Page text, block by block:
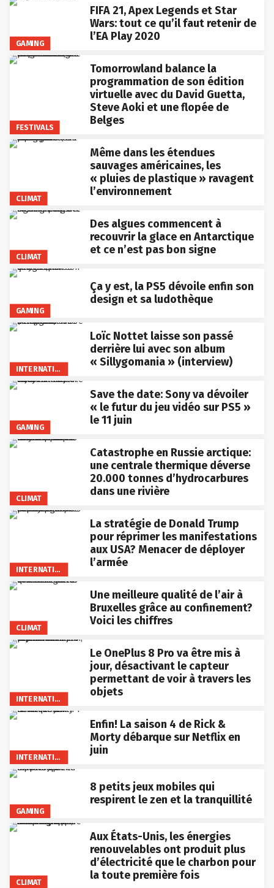
GAMING
FIFA 21, Apex Legends et Star
Wars: tout ce qu’il faut retenir de
l’EA Play 2020
FESTIVALS
Tomorrowland balance la
programmation de son édition
virtuelle avec du David Guetta,
Steve Aoki et une flopée de
Belges
CLIMAT
Même dans les étendues
sauvages américaines, les
« pluies de plastique » ravagent
l’environnement
CLIMAT
Des algues commencent à
recouvrir la glace en Antarctique
et ce n’est pas bon signe
GAMING
Ça y est, la PS5 dévoile enfin son
design et sa ludothèque
INTERNATIONAL
Loïc Nottet laisse son passé
derrière lui avec son album
« Sillygomania » (interview)
GAMING
Save the date: Sony va dévoiler
« le futur du jeu vidéo sur PS5 »
le 11 juin
CLIMAT
Catastrophe en Russie arctique:
une centrale thermique déverse
20.000 tonnes d’hydrocarbures
dans une rivière
INTERNATIONAL
La stratégie de Donald Trump
pour réprimer les manifestations
aux USA? Menacer de déployer
l’armée
CLIMAT
Une meilleure qualité de l’air à
Bruxelles grâce au confinement?
Voici les chiffres
INTERNATIONAL
Le OnePlus 8 Pro va être mis à
jour, désactivant le capteur
permettant de voir à travers les
objets
INTERNATIONAL
Enfin! La saison 4 de Rick &
Morty débarque sur Netflix en
juin
GAMING
8 petits jeux mobiles qui
respirent le zen et la tranquillité
CLIMAT
Aux États-Unis, les énergies
renouvelables ont produit plus
d’électricité que le charbon pour
la toute première fois